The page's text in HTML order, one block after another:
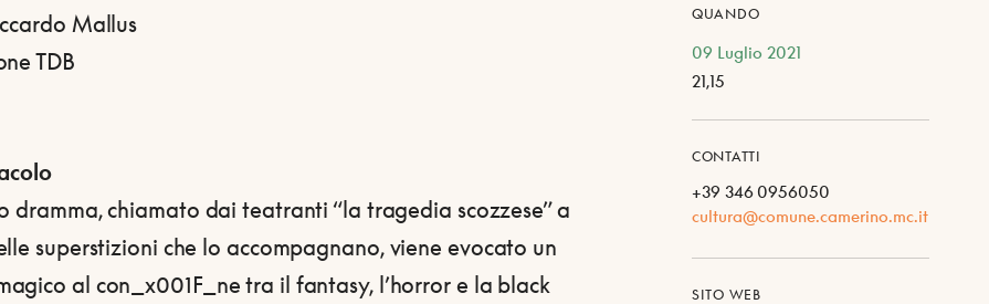
Mallus
TDB
dramma, chiamato dai teatranti “la tragedia scozzese” a
superstizioni che lo accompagnano, viene evocato un
al con_x001F_ne tra il fantasy, l’horror e la black
QUANDO
09 Luglio 2021
21,15
CONTATTI
+39 346 0956050
cultura@comune.camerino.mc.it
SITO WEB